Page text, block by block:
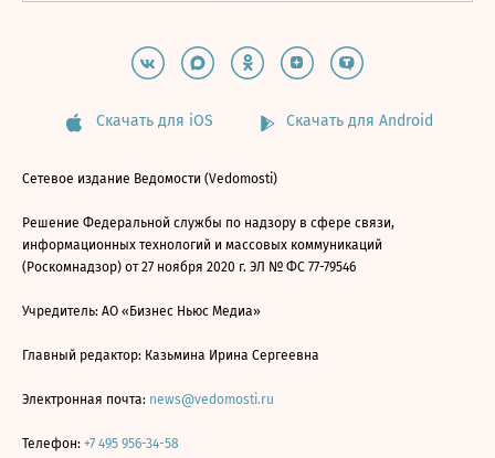
Скачать для iOS Скачать для Android
Сетевое издание Ведомости (Vedomosti)
Решение Федеральной службы по надзору в сфере связи,
информационных технологий и массовых коммуникаций
(Роскомнадзор) от 27 ноября 2020 г. ЭЛ № ФС 77-79546
Учредитель: АО «Бизнес Ньюс Медиа»
Главный редактор: Казьмина Ирина Сергеевна
Электронная почта: news@vedomosti.ru
Телефон: +7 495 956-34-58